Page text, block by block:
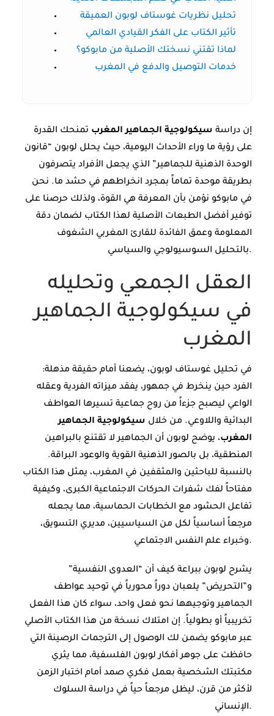
تحليل نظريات غوستاف لوبون العميقة
تأثير الكتاب على الفكر القيادي العالمي
لماذا تقتني نسختك الأصلية من مابوكو؟
خدمات التوصيل والدفع في المغرب
إن دراسة سيكولوجية الجماهير المغرب تمنحك القدرة
على رؤية ما وراء الأحداث اليومية، حيث يحلل لوبون “قانون
الوحدة الذهنية للجماهير” الذي يجعل الأفراد يتصرفون
بطريقة موحدة تماماً بمجرد انخراطهم في حشد ما. نحن
في مابوكو نؤمن بأن المعرفة هي القوة، ولذلك حرصنا على
توفير أفضل الطبعات الأصلية لهذا الكتاب لضمان دقة
المعلومة وعمق الفائدة للقارئ المغربي الشغوف
بالتحليل السوسيولوجي والسياسي.
العقل الجمعي وتحليله
في سيكولوجية الجماهير
المغرب
في تحليل غوستاف لوبون، يضعنا أمام حقيقة مذهلة:
الفرد حين ينخرط في جمهور، يفقد ميزاته الفردية وعقله
الواعي ليصبح جزءاً من روح جماعية تسيرها العواطف
البدائية واللاوعي. من خلال سيكولوجية الجماهير
المغرب، يوضح لوبون أن الجماهير لا تقتنع بالبراهين
المنطقية، بل بالصور الذهنية القوية والوعود البراقة.
بالنسبة للباحثين والمثقفين في المغرب، يمثل هذا الكتاب
مفتاحاً لفك شفرات الحركات الاجتماعية الكبرى، وكيفية
تفاعل الحشود مع الخطابات الحماسية، مما يجعله
مرجعاً أساسياً لكل من السياسيين، مديري التسويق،
وخبراء علم النفس الاجتماعي.
يشرح لوبون ببراعة كيف أن “العدوى النفسية”
و”التحريض” يلعبان دوراً محورياً في توحيد عواطف
الجماهير وتوجيهها نحو فعل واحد، سواء كان هذا الفعل
تخريبياً أو بطولياً. إن امتلاك نسخة من هذا الكتاب الأصلي
عبر مابوكو يضمن لك الوصول إلى الترجمات الرصينة التي
حافظت على جوهر أفكار لوبون الفلسفية، مما يثري
مكتبتك الشخصية بعمل فكري صمد أمام اختبار الزمن
لأكثر من قرن، ليظل مرجعاً حياً في دراسة السلوك
الإنساني.